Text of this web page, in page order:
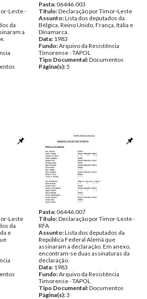
Leste -
da
a
Pasta:06446.003
Título:Declaração por Timor-Leste
Assunto:Lista dos deputados da
Bélgica, Reino Unido, França, Itália e
Dinamarca.
Data: 1983
Fundo:Arquivo da Resistência
Timorense - TAPOL
Tipo Documental:Documentos
Página(s):5
Leste
da
e
Pasta:06446.007
Título:Declaração por Timor-Leste -
RFA
Assunto:Lista dos deputados da
República Federal Alemã que
assinaram a declaração. Em anexo,
encontram-se duas assinaturas da
declaração.
Data: 1983
Fundo:Arquivo da Resistência
Timorense - TAPOL
Tipo Documental:Documentos
Página(s):3